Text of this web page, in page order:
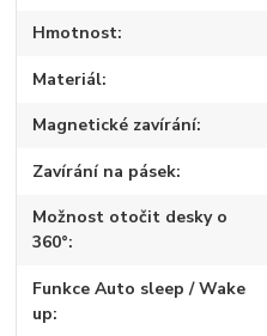
Hmotnost
Materiál
Magnetické zavírání
Zavírání na pásek
Možnost otočit desky o
360°
Funkce Auto sleep / Wake
up